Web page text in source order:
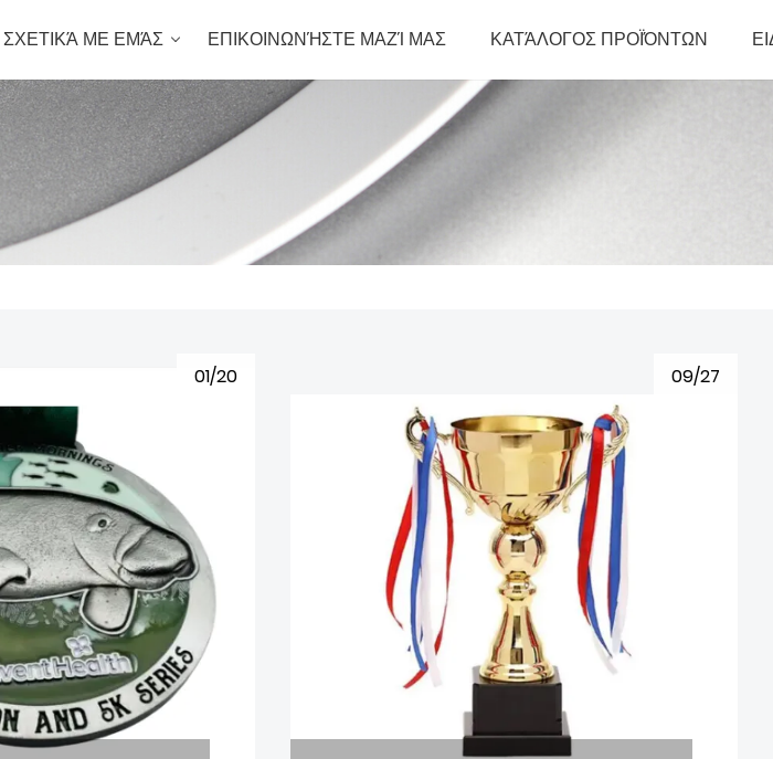
ΣΧΕΤΙΚΆ ΜΕ ΕΜΆΣ ΕΠΙΚΟΙΝΩΝΉΣΤΕ ΜΑΖΊ ΜΑΣ ΚΑΤΆΛΟΓΟΣ ΠΡΟΪΌΝΤΩΝ
01/20 09/27